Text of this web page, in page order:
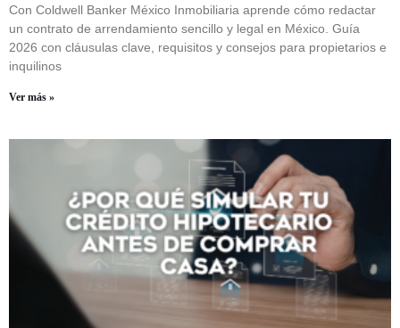
Con Coldwell Banker México Inmobiliaria aprende cómo redactar
un contrato de arrendamiento sencillo y legal en México. Guía
2026 con cláusulas clave, requisitos y consejos para propietarios e
inquilinos
Ver más »